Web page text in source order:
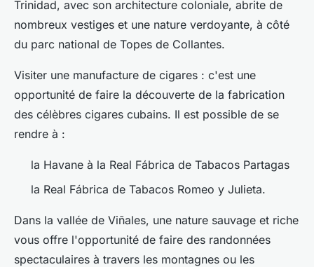
Trinidad, avec son architecture coloniale, abrite de
nombreux vestiges et une nature verdoyante, à côté
du parc national de Topes de Collantes.
Visiter une manufacture de cigares : c'est une
opportunité de faire la découverte de la fabrication
des célèbres cigares cubains. Il est possible de se
rendre à :
la Havane à la Real Fábrica de Tabacos Partagas
la Real Fábrica de Tabacos Romeo y Julieta.
Dans la vallée de Viñales, une nature sauvage et riche
vous offre l'opportunité de faire des randonnées
spectaculaires à travers les montagnes ou les